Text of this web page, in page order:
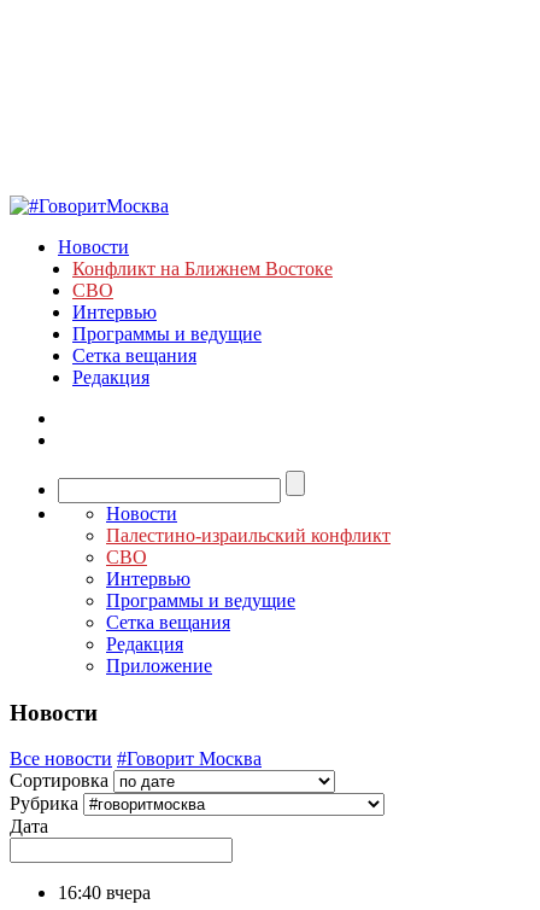
Новости
Конфликт на Ближнем Востоке
СВО
Интервью
Программы и ведущие
Сетка вещания
Редакция
Новости
Палестино-израильский конфликт
СВО
Интервью
Программы и ведущие
Сетка вещания
Редакция
Приложение
Новости
Все новости #Говорит Москва
Сортировка
Рубрика
Дата
16:40 вчера